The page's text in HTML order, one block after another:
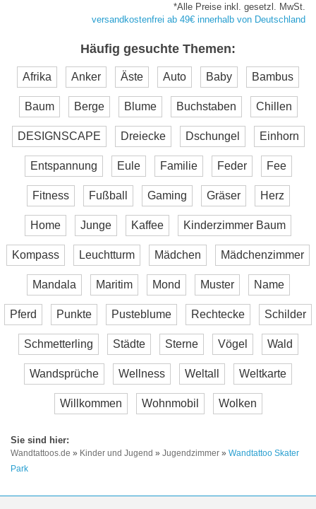
*Alle Preise inkl. gesetzl. MwSt.
versandkostenfrei ab 49€ innerhalb von Deutschland
Häufig gesuchte Themen:
Afrika Anker Äste Auto Baby Bambus
Baum Berge Blume Buchstaben Chillen
DESIGNSCAPE Dreiecke Dschungel Einhorn
Entspannung Eule Familie Feder Fee
Fitness Fußball Gaming Gräser Herz
Home Junge Kaffee Kinderzimmer Baum
Kompass Leuchtturm Mädchen Mädchenzimmer
Mandala Maritim Mond Muster Name
Pferd Punkte Pusteblume Rechtecke Schilder
Schmetterling Städte Sterne Vögel Wald
Wandsprüche Wellness Weltall Weltkarte
Willkommen Wohnmobil Wolken
Wandtattoos.de » Kinder und Jugend » Jugendzimmer » Wandtattoo Skater
Park